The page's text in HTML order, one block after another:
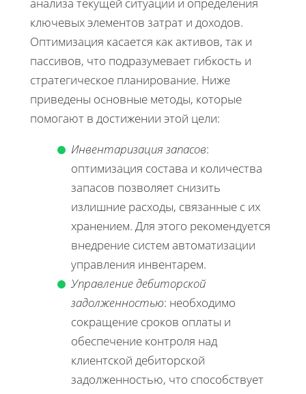
анализа текущей ситуации и определения
ключевых элементов затрат и доходов.
Оптимизация касается как активов, так и
пассивов, что подразумевает гибкость и
стратегическое планирование. Ниже
приведены основные методы, которые
помогают в достижении этой цели:
Инвентаризация запасов:
оптимизация состава и количества
запасов позволяет снизить
излишние расходы, связанные с их
хранением. Для этого рекомендуется
внедрение систем автоматизации
управления инвентарем.
Управление дебиторской
задолженностью: необходимо
сокращение сроков оплаты и
обеспечение контроля над
клиентской дебиторской
задолженностью, что способствует